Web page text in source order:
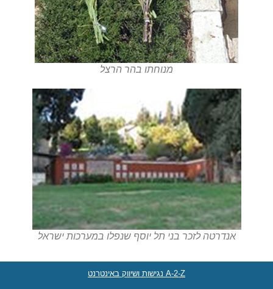
מנוחתו בהר הרצל
אנדרטה לזכר בני תל יוסף שנפלו במערכות ישראל
A-2-Z נגישות ושיווק באינטרנט